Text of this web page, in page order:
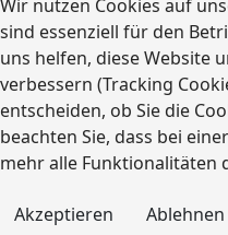
Wir nutzen Cookies auf
sind essenziell für den
uns helfen, diese Website
verbessern (Tracking
entscheiden, ob Sie die
beachten Sie, dass bei
mehr alle Funktionalitäten
Akzeptieren
Ablehnen